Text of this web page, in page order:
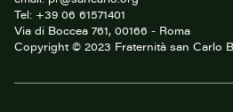
Tel: +39 06 61571401
Via di Boccea 761, 00166 - Roma
Copyright © 2023 Fraternità san Carlo